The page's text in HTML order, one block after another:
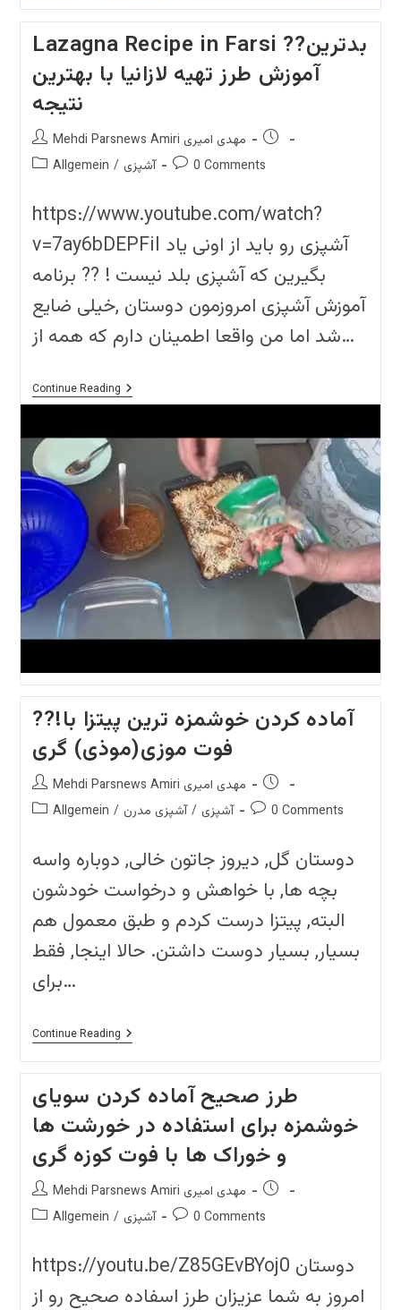
Lazagna Recipe in Farsi ??بدترین
آموزش طرز تهیه لازانیا با بهترین
نتیجه
Post
author:
Mehdi Parsnews Amiri مهدی امیری
Post
PostAllgemein / آشپزی
Post0 Comments
https://www.youtube.com/watch?
v=7ay6bDEPFiI آشپزی رو باید از اونی یاد
بگیرین که آشپزی بلد نیست ! ?? برنامه
آموزش آشپزی امروزمون دوستان ,خیلی ضایع
شد اما من واقعا اطمینان دارم که همه از…
Continue ReadingLazagna
Recipe
بدترین
آموزش
طرز
تهیه
لازانیا
با
بهترین
نتیجه
??!آماده کردن خوشمزه ترین پیتزا با
فوت موزی(موذی) گری
Post
author:
Mehdi Parsnews Amiri مهدی امیری
Post
published:
PostAllgemein / آشپزی / آشپزی مدرن
Post0 Comments
دوستان گل, دیروز جاتون خالی, دوباره واسه
بچه ها, با خواهش و درخواست خودشون
البته, پیتزا درست کردم و طبق معمول هم
بسیار, بسیار دوست داشتن. حالا اینجا, فقط
برای…
Continue Reading??!
آماده
ترین
پیتزا
با
فوت
موزی(موذی)
گری
طرز صحیح آماده کردن سویای
خوشمزه برای استفاده در خورشت ها
و خوراک ها با فوت کوزه گری
Post
author:
Mehdi Parsnews Amiri مهدی امیری
Post
PostAllgemein / آشپزی
Post0 Comments
https://youtu.be/Z85GEvBYoj0 دوستان
امروز به شما عزیزان طرز اسفاده صحیح رو از